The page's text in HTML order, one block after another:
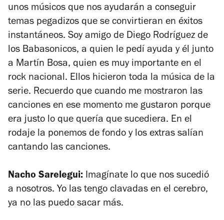
unos músicos que nos ayudarán a conseguir
temas pegadizos que se convirtieran en éxitos
instantáneos. Soy amigo de Diego Rodríguez de
los Babasonicos, a quien le pedí ayuda y él junto
a Martín Bosa, quien es muy importante en el
rock nacional. Ellos hicieron toda la música de la
serie. Recuerdo que cuando me mostraron las
canciones en ese momento me gustaron porque
era justo lo que quería que sucediera. En el
rodaje la ponemos de fondo y los extras salían
cantando las canciones.
Nacho Sarelegui: Imagínate lo que nos sucedió
a nosotros. Yo las tengo clavadas en el cerebro,
ya no las puedo sacar más.